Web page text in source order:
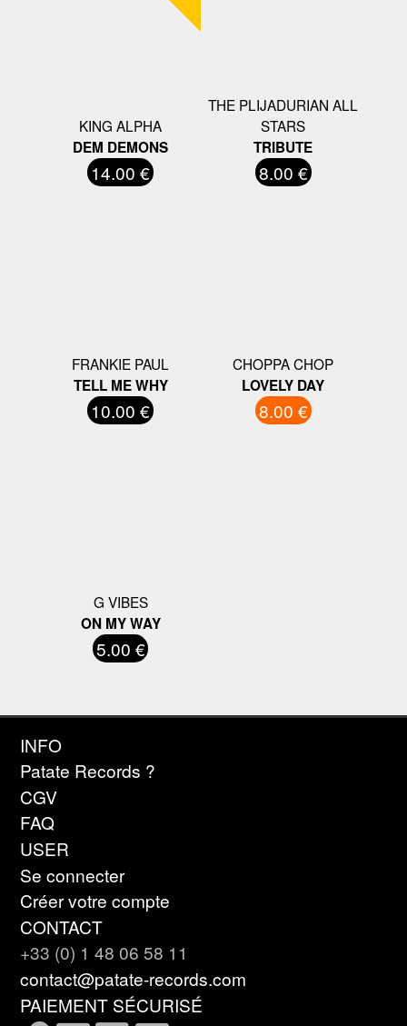
KING ALPHA
DEM DEMONS
14.00 €
THE PLIJADURIAN ALL
STARS
TRIBUTE
8.00 €
FRANKIE PAUL
TELL ME WHY
10.00 €
CHOPPA CHOP
LOVELY DAY
8.00 €
G VIBES
ON MY WAY
5.00 €
INFO
Patate Records ?
CGV
FAQ
USER
Se connecter
Créer votre compte
CONTACT
+33 (0) 1 48 06 58 11
contact@patate-records.com
PAIEMENT SÉCURISÉ